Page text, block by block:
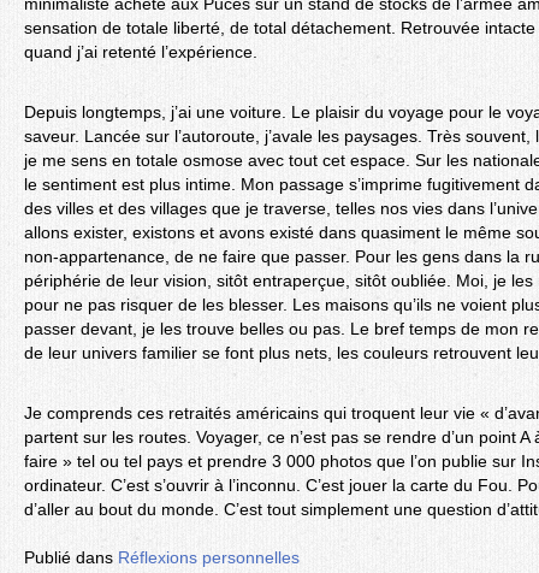
sensation de totale liberté, de total détachement. Retrouvée
quand j’ai retenté l’expérience.
Depuis longtemps, j’ai une voiture. Le plaisir du voyage pour le
saveur. Lancée sur l’autoroute, j’avale les paysages. Très
je me sens en totale osmose avec tout cet espace. Sur les
le sentiment est plus intime. Mon passage s’imprime fugitivement
des villes et des villages que je traverse, telles nos vies dans
allons exister, existons et avons existé dans quasiment le même
non-appartenance, de ne faire que passer. Pour les gens dans la
périphérie de leur vision, sitôt entraperçue, sitôt oubliée. Moi, je
pour ne pas risquer de les blesser. Les maisons qu’ils ne voient
passer devant, je les trouve belles ou pas. Le bref temps de mon
de leur univers familier se font plus nets, les couleurs retrouvent
Je comprends ces retraités américains qui troquent leur vie «
partent sur les routes. Voyager, ce n’est pas se rendre d’un point A
faire » tel ou tel pays et prendre 3 000 photos que l’on publie sur
ordinateur. C’est s’ouvrir à l’inconnu. C’est jouer la carte du Fou.
d’aller au bout du monde. C’est tout simplement une question
Publié dans Réflexions personnelles